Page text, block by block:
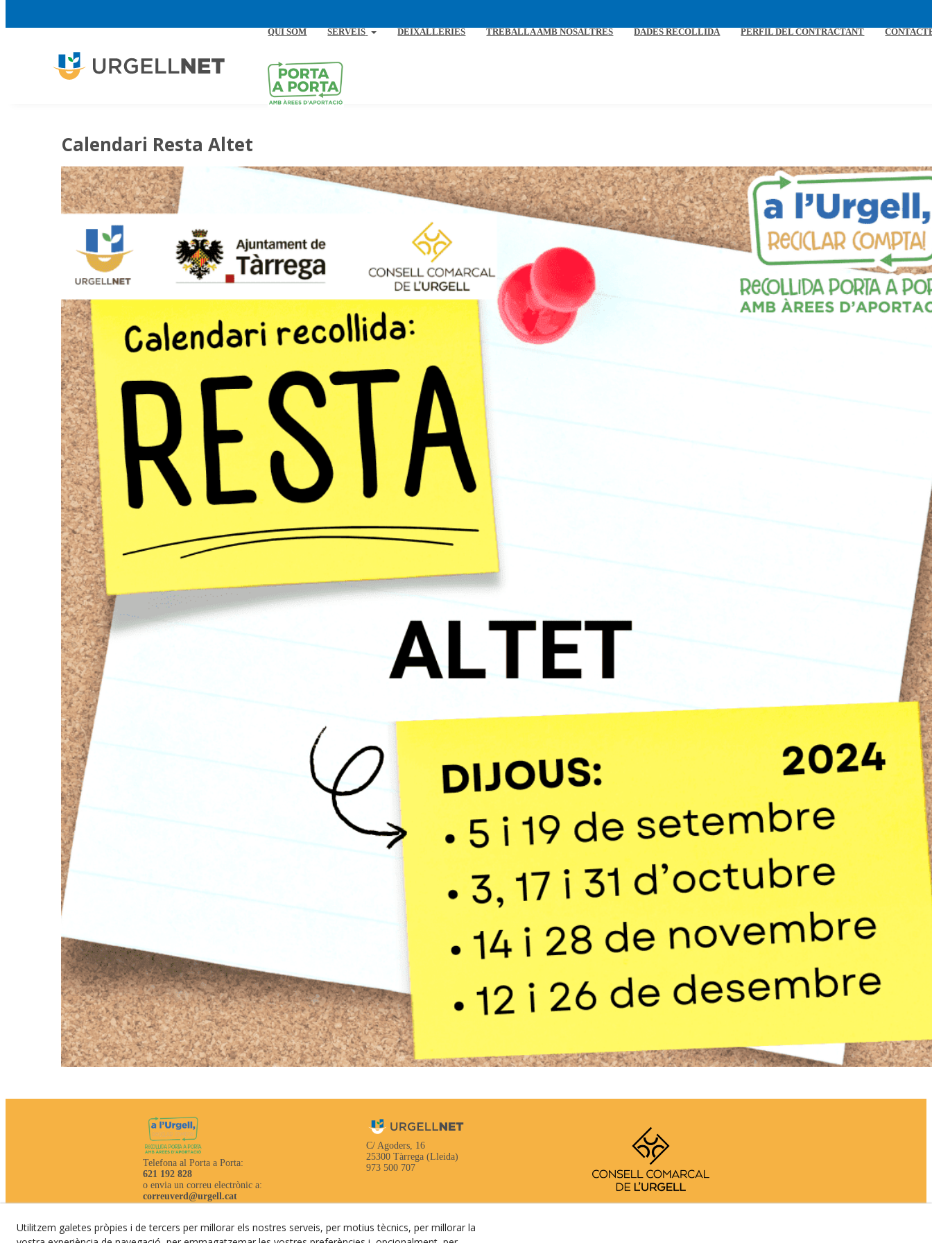
QUI SOM SERVEIS DEIXALLERIES TREBALLA AMB NOSALTRES DADES RECOLLIDA PERFIL DEL CONTRACTANT
Calendari Resta Altet
Telefona al Porta a Porta:
621 192 828
o envia un correu electrònic a:
correuverd@urgell.cat
C/ Agoders, 16
25300 Tàrrega (Lleida)
973 500 707
POLÍTICA DE COOKIES
Utilitzem galetes pròpies i de tercers per millorar els nostres serveis, per motius tècnics, per millorar la